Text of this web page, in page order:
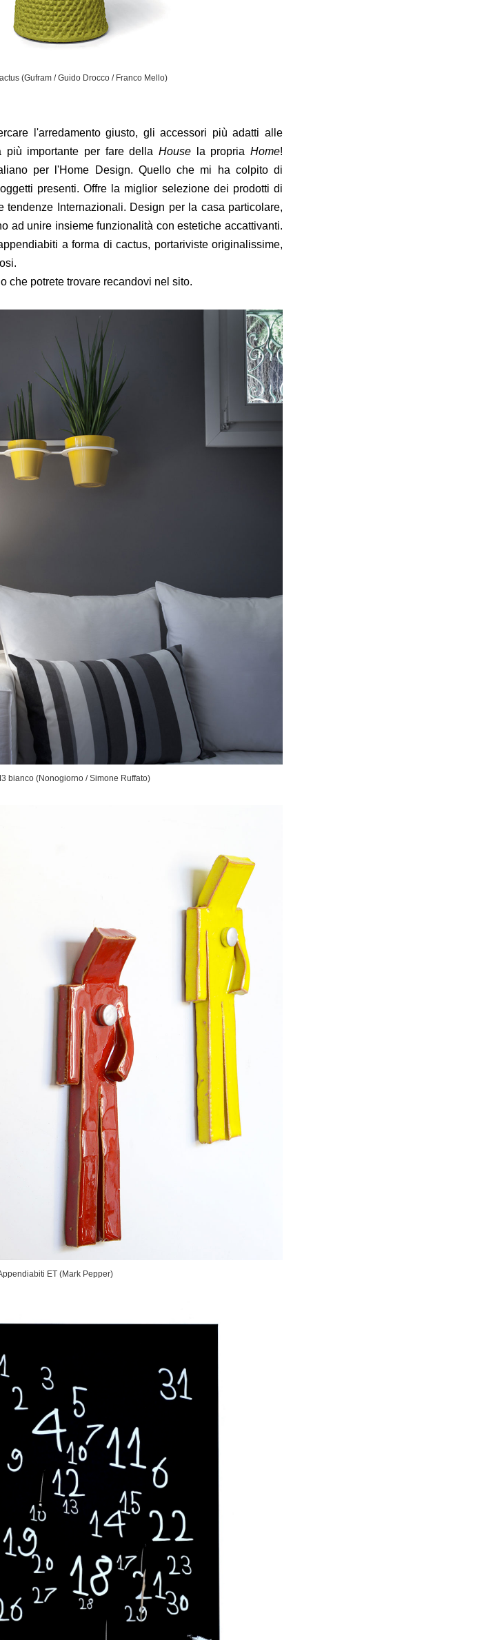
(Gufram / Guido Drocco / Franco Mello)
l'arredamento giusto, gli accessori più adatti alle
importante per fare della House la propria Home!
per l'Home Design. Quello che mi ha colpito di
presenti. Offre la miglior selezione dei prodotti di
Internazionali. Design per la casa particolare,
ad unire insieme funzionalità con estetiche accattivanti.
a forma di cactus, portariviste originalissime,
che potrete trovare recandovi nel sito.
bianco (Nonogiorno / Simone Ruffato)
ET (Mark Pepper)